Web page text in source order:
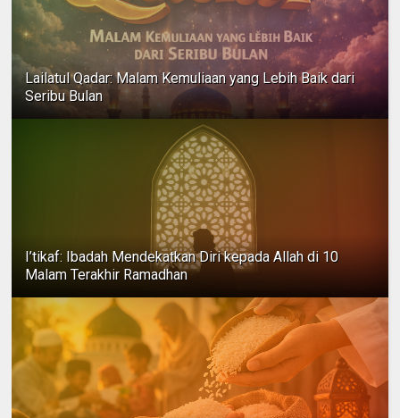
Lailatul Qadar: Malam Kemuliaan yang Lebih Baik dari
Seribu Bulan
I’tikaf: Ibadah Mendekatkan Diri kepada Allah di 10
Malam Terakhir Ramadhan